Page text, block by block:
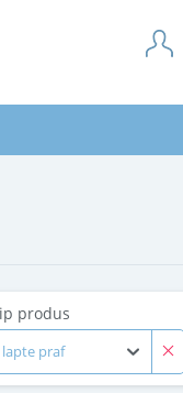
produs
lapte praf